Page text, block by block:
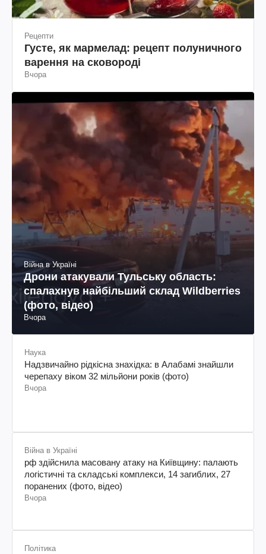
Рецепти
Густе, як мармелад: рецепт полуничного
варення на сковороді
Вчора
Війна в Україні
Дрони атакували Тульську область:
спалахнув найбільший склад Wildberries
(фото, відео)
Вчора
Наука
Надзвичайно рідкісна знахідка: в Алабамі знайшли
черепаху віком 32 мільйони років (фото)
Вчора
Війна в Україні
рф здійснила масовану атаку на Київщину: палають
логістичні та складські комплекси, 14 загиблих, 27
поранених (фото, відео)
Вчора
Політика